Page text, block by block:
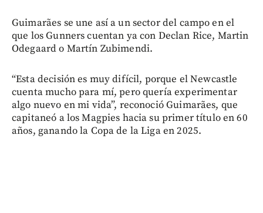
Guimarães se une así a un sector del campo en el
que los Gunners cuentan ya con Declan Rice, Martin
Odegaard o Martín Zubimendi.
“Esta decisión es muy difícil, porque el Newcastle
cuenta mucho para mí, pero quería experimentar
algo nuevo en mi vida”, reconoció Guimarães, que
capitaneó a los Magpies hacia su primer título en 60
años, ganando la Copa de la Liga en 2025.